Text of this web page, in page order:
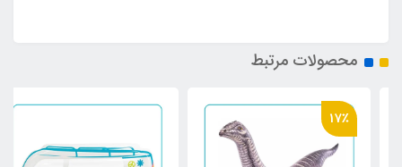
محصولات مرتبط
17٪